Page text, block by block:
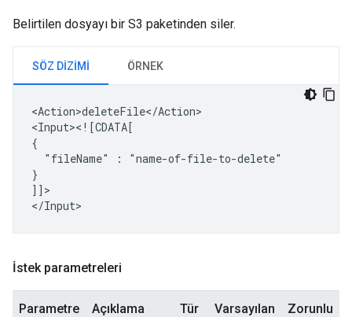
Belirtilen dosyayı bir S3 paketinden siler.
SÖZ DIZIMI ÖRNEK
<Action>deleteFile</Action>
<Input><![CDATA[
"fileName"
:
"name-of-file-to-delete"
}
]]>
İstek parametreleri
Parametre Açıklama Tür Varsayılan Zorunlu